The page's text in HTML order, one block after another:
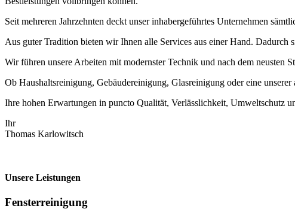
Seit mehreren Jahrzehnten deckt unser inhabergeführtes Unternehmen
Aus guter Tradition bieten wir Ihnen alle Services aus einer Hand.
Wir führen unsere Arbeiten mit modernster Technik und nach dem
Ob Haushaltsreinigung, Gebäudereinigung, Glasreinigung oder eine
Ihre hohen Erwartungen in puncto Qualität, Verlässlichkeit, Umweltschutz
Ihr
Thomas Karlowitsch
Unsere Leistungen
Fensterreinigung